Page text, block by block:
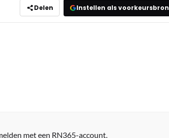
Delen Instellen als voorkeursbron
met een RN365-account.